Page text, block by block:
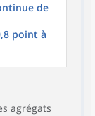
de
point à
agrégats